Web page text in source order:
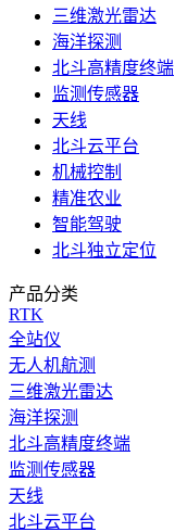
三维激光雷达
海洋探测
北斗高精度终端
监测传感器
天线
北斗云平台
机械控制
精准农业
智能驾驶
北斗独立定位
产品分类
RTK
全站仪
无人机航测
三维激光雷达
海洋探测
北斗高精度终端
监测传感器
天线
北斗云平台